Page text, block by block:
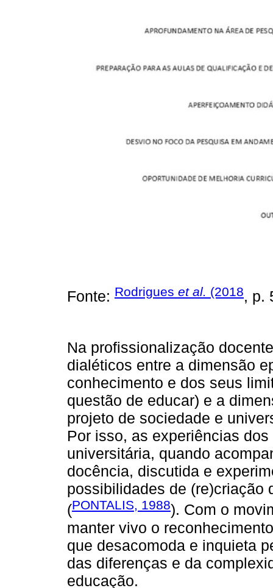
Fonte: Rodrigues et al. (2018, p.
Na profissionalização
dialéticos entre a dimensão
conhecimento e dos seus
questão de educar) e a
projeto de sociedade e
Por isso, as experiências
universitária, quando
docência, discutida e
possibilidades de (re)criação
(PONTALIS, 1988). Com o
manter vivo o
que desacomoda e inquieta
das diferenças e da
educação.